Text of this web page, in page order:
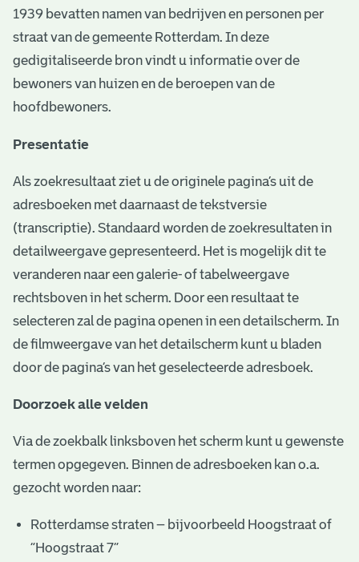
1939 bevatten namen van bedrijven en personen per
straat van de gemeente Rotterdam. In deze
gedigitaliseerde bron vindt u informatie over de
bewoners van huizen en de beroepen van de
hoofdbewoners.
Presentatie
Als zoekresultaat ziet u de originele pagina’s uit de
adresboeken met daarnaast de tekstversie
(transcriptie). Standaard worden de zoekresultaten in
detailweergave gepresenteerd. Het is mogelijk dit te
veranderen naar een galerie- of tabelweergave
rechtsboven in het scherm. Door een resultaat te
selecteren zal de pagina openen in een detailscherm. In
de filmweergave van het detailscherm kunt u bladen
door de pagina’s van het geselecteerde adresboek.
Doorzoek alle velden
Via de zoekbalk linksboven het scherm kunt u gewenste
termen opgegeven. Binnen de adresboeken kan o.a.
gezocht worden naar:
Rotterdamse straten – bijvoorbeeld Hoogstraat of
“Hoogstraat 7”